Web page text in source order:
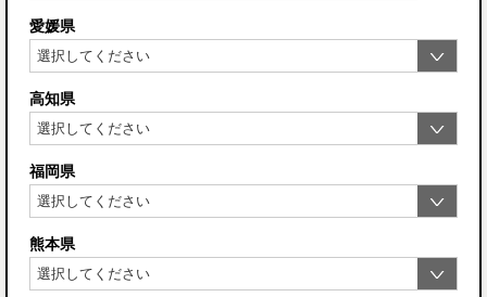
愛媛県
高知県
福岡県
熊本県